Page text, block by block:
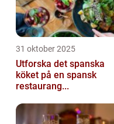
31 oktober 2025
Utforska det spanska
köket på en spansk
restaurang...